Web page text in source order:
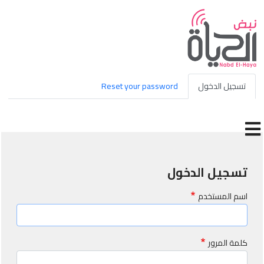
تجاوز إلى المحتوى الرئيسي
Primary tabs
تسجيل الدخول Reset your password
تسجيل الدخول
اسم المستخدم
كلمة المرور